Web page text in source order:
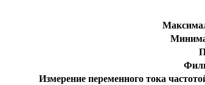
Измерение переменного тока